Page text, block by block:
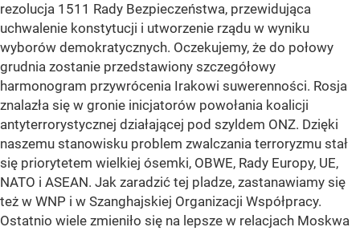
rezolucja 1511 Rady Bezpieczeństwa, przewidująca
uchwalenie konstytucji i utworzenie rządu w wyniku
wyborów demokratycznych. Oczekujemy, że do połowy
grudnia zostanie przedstawiony szczegółowy
harmonogram przywrócenia Irakowi suwerenności. Rosja
znalazła się w gronie inicjatorów powołania koalicji
antyterrorystycznej działającej pod szyldem ONZ. Dzięki
naszemu stanowisku problem zwalczania terroryzmu stał
się priorytetem wielkiej ósemki, OBWE, Rady Europy, UE,
NATO i ASEAN. Jak zaradzić tej pladze, zastanawiamy się
też w WNP i w Szanghajskiej Organizacji Współpracy.
Ostatnio wiele zmieniło się na lepsze w relacjach Moskwa